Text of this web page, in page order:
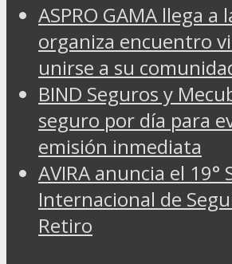
ASPRO GAMA llega
organiza encuentro
unirse a su
BIND Seguros y
seguro por día para
emisión inmediata
AVIRA anuncia el 19°
Internacional de
Retiro